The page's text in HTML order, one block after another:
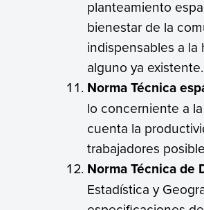
planteamiento
bienestar de la
indispensables a
alguno ya existente.
Norma Técnica
lo concerniente a
cuenta la
trabajadores
Norma Técnica de
Estadística y